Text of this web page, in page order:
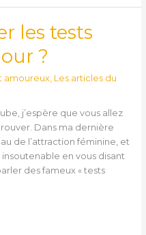
les tests
?
amoureux, Les articles du
j’espère que vous allez
Dans ma dernière
de l’attraction féminine, et
insoutenable en vous disant
des fameux « tests